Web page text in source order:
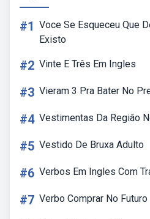
#1 Voce Se Esqueceu Que
Existo
#2 Vinte E Três Em Ingles
#3 Vieram 3 Pra Bater No
#4 Vestimentas Da Região
#5 Vestido De Bruxa Adulto
#6 Verbos Em Ingles Com
#7 Verbo Comprar No Futuro